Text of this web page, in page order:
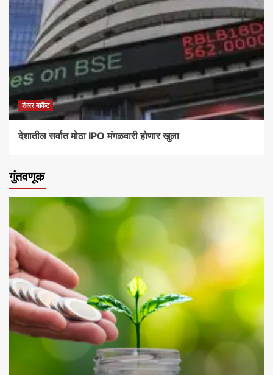
शेअर मार्केट
देशातील सर्वात मोठा IPO मंगळवारी होणार खुला
गुंतवणूक